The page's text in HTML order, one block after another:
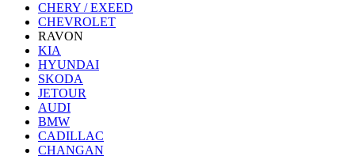
CHERY / EXEED
CHEVROLET
RAVON
KIA
HYUNDAI
SKODA
JETOUR
AUDI
BMW
CADILLAC
CHANGAN